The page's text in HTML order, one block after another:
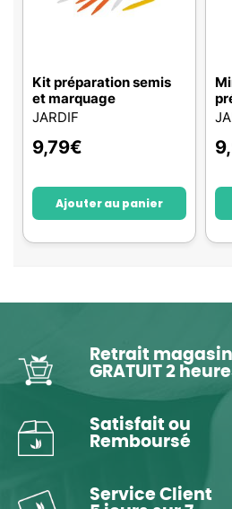
Kit préparation semis
et marquage
JARDIF
9,79€
Ajouter au panier
Retrait magasin
GRATUIT 2
Satisfait ou
Remboursé
Service Client